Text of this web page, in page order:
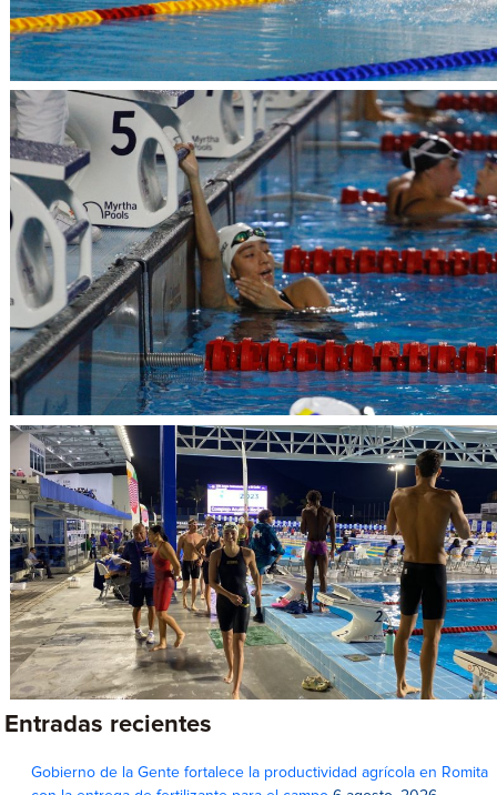
Entradas recientes
Gobierno de la Gente fortalece la productividad agrícola en Romita